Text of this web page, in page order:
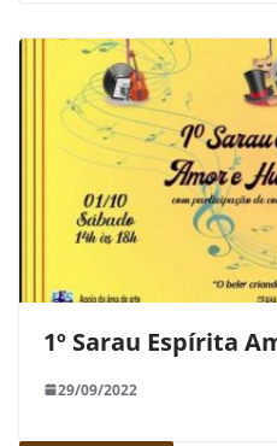
1º Sarau Espírita
29/09/2022